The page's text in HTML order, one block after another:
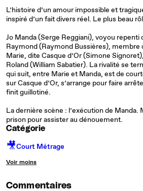
L’histoire d’un amour impossible et
inspiré d’un fait divers réel. Le plus beau
Jo Manda (Serge Reggiani), voyou
Raymond (Raymond Bussières), membre
Marie, dite Casque d’Or (Simone
Roland (William Sabatier). La rivalité se
qui suit, entre Marie et Manda, est de
sur Casque d’Or, s’arrange pour faire
finit guillotiné.
La dernière scène : l’exécution de
prison pour assister au dénouement.
Catégorie
🎥Court Métrage
Voir moins
Commentaires